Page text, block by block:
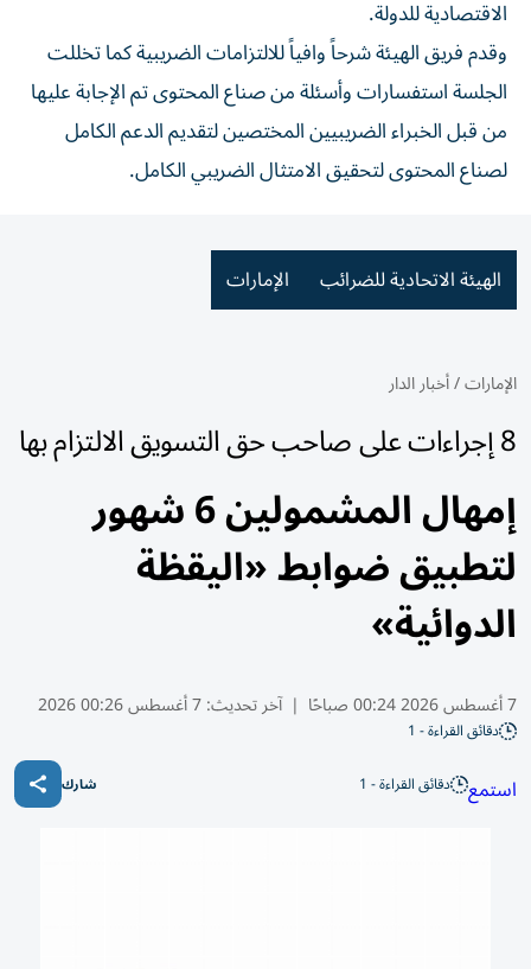
‏الاقتصادية للدولة.
وقدم فريق الهيئة شرحاً وافياً للالتزامات الضريبية كما تخللت
الجلسة استفسارات وأسئلة من صناع المحتوى تم الإجابة عليها
من قبل الخبراء الضريبيين المختصين لتقديم الدعم الكامل
لصناع المحتوى لتحقيق الامتثال الضريبي الكامل.
الهيئة الاتحادية للضرائب الإمارات
الإمارات/أخبار الدار
8 إجراءات على صاحب حق التسويق الالتزام بها
إمهال المشمولين 6 شهور
لتطبيق ضوابط «اليقظة
الدوائية»
7 أغسطس 2026 00:24 صباحًا | آخر تحديث:7 أغسطس 00:26 2026
دقائق القراءة - 1
استمع دقائق القراءة - 1 شارك